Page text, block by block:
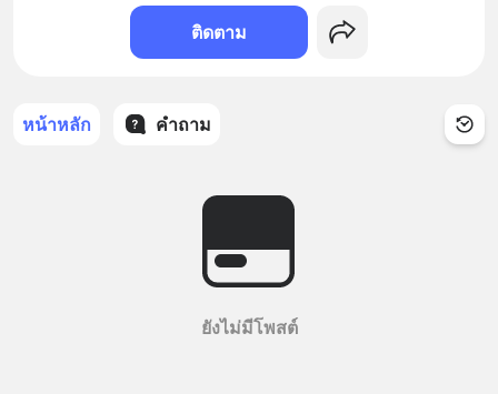
ติดตาม
หน้าหลัก คำถาม
ยังไม่มีโพสต์